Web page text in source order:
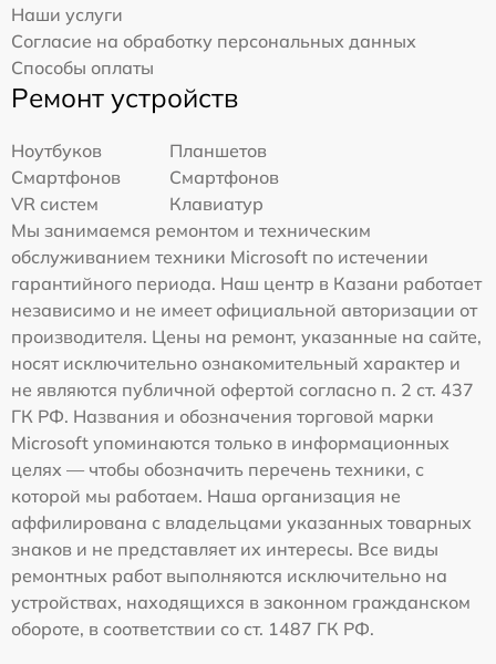
Наши услуги
Согласие на обработку персональных данных
Способы оплаты
Ремонт устройств
Ноутбуков
Планшетов
Смартфонов
Смартфонов
VR систем
Клавиатур
Мы занимаемся ремонтом и техническим
обслуживанием техники Microsoft по истечении
гарантийного периода. Наш центр в Казани работает
независимо и не имеет официальной авторизации от
производителя. Цены на ремонт, указанные на сайте,
носят исключительно ознакомительный характер и
не являются публичной офертой согласно п. 2 ст. 437
ГК РФ. Названия и обозначения торговой марки
Microsoft упоминаются только в информационных
целях — чтобы обозначить перечень техники, с
которой мы работаем. Наша организация не
аффилирована с владельцами указанных товарных
знаков и не представляет их интересы. Все виды
ремонтных работ выполняются исключительно на
устройствах, находящихся в законном гражданском
обороте, в соответствии со ст. 1487 ГК РФ.